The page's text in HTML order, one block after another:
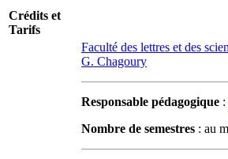
Crédits et
Tarifs
Faculté des lettres et des
G. Chagoury
Responsable pédagogique :
Nombre de semestres : au